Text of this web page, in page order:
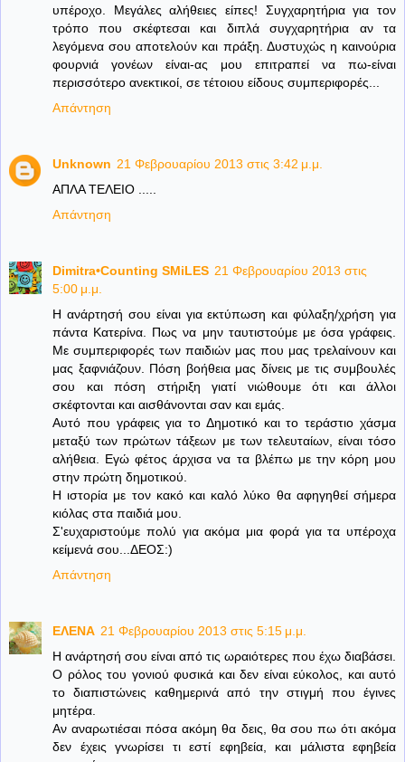
υπέροχο. Μεγάλες αλήθειες είπες! Συγχαρητήρια για τον
τρόπο που σκέφτεσαι και διπλά συγχαρητήρια αν τα
λεγόμενα σου αποτελούν και πράξη. Δυστυχώς η καινούρια
φουρνιά γονέων είναι-ας μου επιτραπεί να πω-είναι
περισσότερο ανεκτικοί, σε τέτοιου είδους συμπεριφορές...
Απάντηση
Unknown 21 Φεβρουαρίου 2013 στις 3:42 μ.μ.
ΑΠΛΑ ΤΕΛΕΙΟ .....
Απάντηση
Dimitra•Counting SΜiLES 21 Φεβρουαρίου 2013 στις
5:00 μ.μ.
Η ανάρτησή σου είναι για εκτύπωση και φύλαξη/χρήση για
πάντα Κατερίνα. Πως να μην ταυτιστούμε με όσα γράφεις.
Με συμπεριφορές των παιδιών μας που μας τρελαίνουν και
μας ξαφνιάζουν. Πόση βοήθεια μας δίνεις με τις συμβουλές
σου και πόση στήριξη γιατί νιώθουμε ότι και άλλοι
σκέφτονται και αισθάνονται σαν και εμάς.
Αυτό που γράφεις για το Δημοτικό και το τεράστιο χάσμα
μεταξύ των πρώτων τάξεων με των τελευταίων, είναι τόσο
αλήθεια. Εγώ φέτος άρχισα να τα βλέπω με την κόρη μου
στην πρώτη δημοτικού.
Η ιστορία με τον κακό και καλό λύκο θα αφηγηθεί σήμερα
κιόλας στα παιδιά μου.
Σ'ευχαριστούμε πολύ για ακόμα μια φορά για τα υπέροχα
κείμενά σου...ΔΕΟΣ:)
Απάντηση
ΕΛΕΝΑ 21 Φεβρουαρίου 2013 στις 5:15 μ.μ.
H ανάρτησή σου είναι από τις ωραιότερες που έχω διαβάσει.
Ο ρόλος του γονιού φυσικά και δεν είναι εύκολος, και αυτό
το διαπιστώνεις καθημερινά από την στιγμή που έγινες
μητέρα.
Αν αναρωτιέσαι πόσα ακόμη θα δεις, θα σου πω ότι ακόμα
δεν έχεις γνωρίσει τι εστί εφηβεία, και μάλιστα εφηβεία